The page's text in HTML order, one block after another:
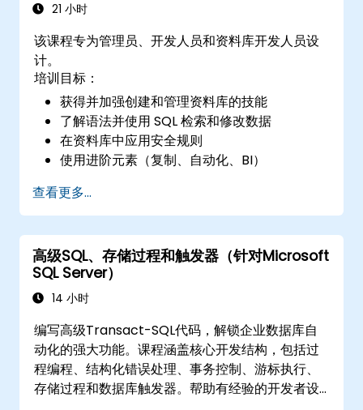
21 小时
该课程专为管理员、开发人员和资料库开发人员设
计。
培训目标：
获得并加强创建和管理资料库的技能
了解语法并使用 SQL 检索和修改数据
在资料库中应用安全规则
使用进阶元素（复制、自动化、BI）
创建复杂的报告和解决方案
查看更多...
高级SQL、存储过程和触发器（针对Microsoft
SQL Server）
14 小时
编写高级Transact-SQL代码，解锁企业数据库自
动化的强大功能。课程涵盖核心开发结构，包括过
程编程、结构化错误处理、事务控制、游标执行、
存储过程和数据库触发器。帮助有经验的开发者设